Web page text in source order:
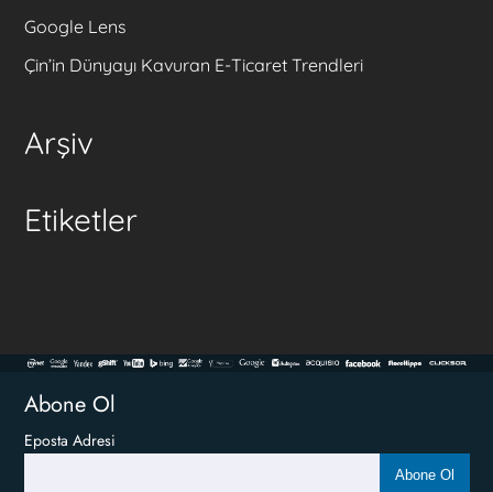
Google Lens
Çin’in Dünyayı Kavuran E-Ticaret Trendleri
Arşiv
Etiketler
Abone Ol
Eposta Adresi
Abone Ol